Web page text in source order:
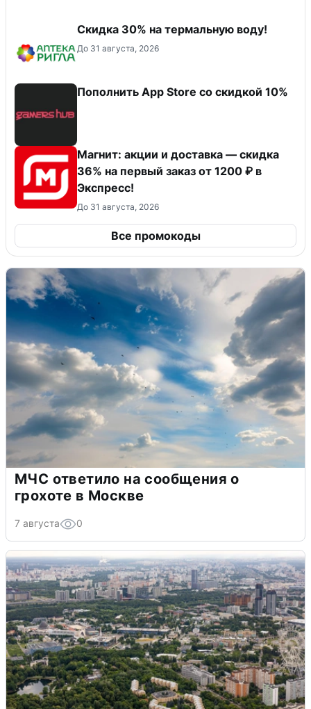
Скидка 30% на термальную воду!
До 31 августа, 2026
Пополнить App Store со скидкой 10%
Магнит: акции и доставка — скидка
36% на первый заказ от 1200 ₽ в
Экспресс!
До 31 августа, 2026
Все промокоды
МЧС ответило на сообщения о
грохоте в Москве
7 августа 0